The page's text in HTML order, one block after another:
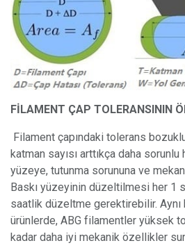
FİLAMENT ÇAP TOLERANSININ
Filament çapındaki tolerans
katman sayısı arttıkça daha
yüzeye, tutunma sorununa ve
Baskı yüzeyinin düzeltilmesi her 1
saatlik düzeltme gerektirebilir.
ürünlerde, ABG filamentler yüksek
kadar daha iyi mekanik özellikler